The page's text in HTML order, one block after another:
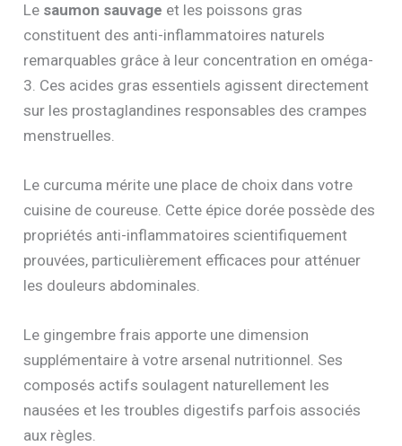
Le saumon sauvage et les poissons gras
constituent des anti-inflammatoires naturels
remarquables grâce à leur concentration en oméga-
3. Ces acides gras essentiels agissent directement
sur les prostaglandines responsables des crampes
menstruelles.
Le curcuma mérite une place de choix dans votre
cuisine de coureuse. Cette épice dorée possède des
propriétés anti-inflammatoires scientifiquement
prouvées, particulièrement efficaces pour atténuer
les douleurs abdominales.
Le gingembre frais apporte une dimension
supplémentaire à votre arsenal nutritionnel. Ses
composés actifs soulagent naturellement les
nausées et les troubles digestifs parfois associés
aux règles.